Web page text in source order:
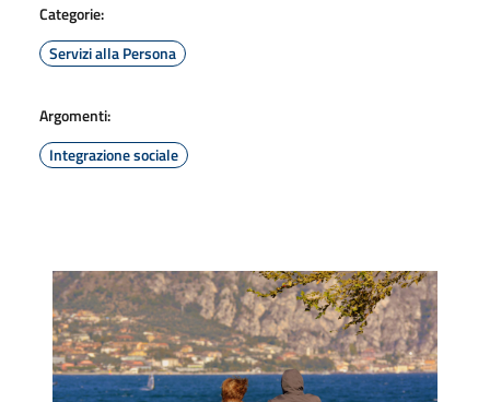
Categorie:
Servizi alla Persona
Argomenti:
Integrazione sociale